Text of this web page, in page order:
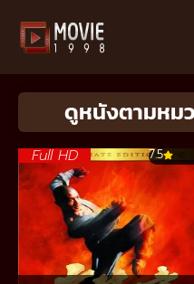
ดูหนังตามหม
Full HD 7.5